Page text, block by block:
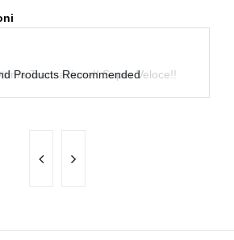
Transazione!! Super Veloce!!
Products Recommended